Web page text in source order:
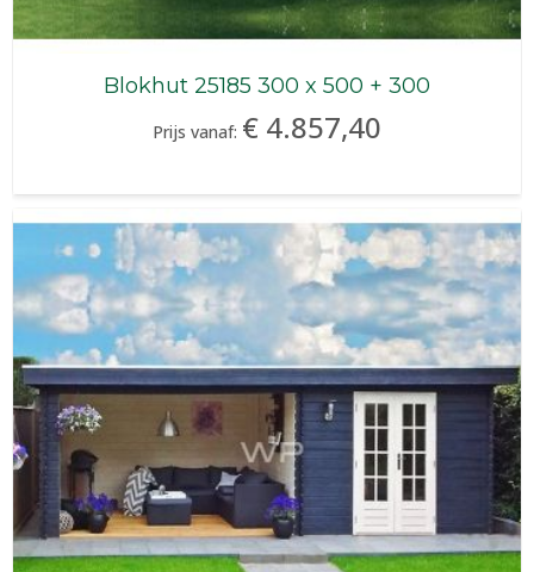
Blokhut 25185 300 x 500 + 300
Prijs vanaf: € 4.857,40